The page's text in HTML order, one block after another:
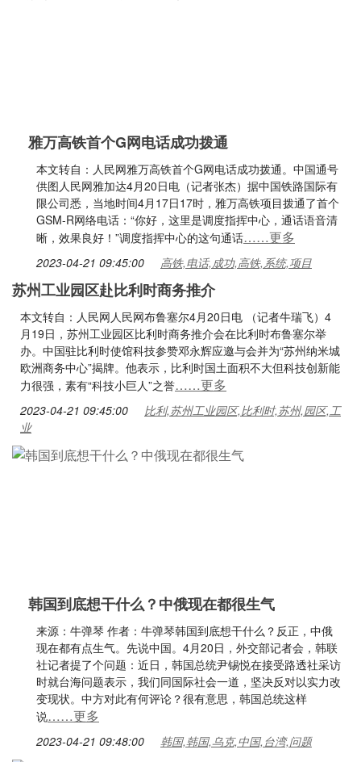
雅万高铁首个G网电话成功拨通
本文转自：人民网雅万高铁首个G网电话成功拨通。中国通号
供图人民网雅加达4月20日电（记者张杰）据中国铁路国际有
限公司悉，当地时间4月17日17时，雅万高铁项目拨通了首个
GSM-R网络电话：“你好，这里是调度指挥中心，通话语音清
晰，效果良好！”调度指挥中心的这句通话……更多
2023-04-21 09:45:00 高铁,电话,成功,高铁,系统,项目
苏州工业园区赴比利时商务推介
本文转自：人民网人民网布鲁塞尔4月20日电 （记者牛瑞飞）4
月19日，苏州工业园区比利时商务推介会在比利时布鲁塞尔举
办。中国驻比利时使馆科技参赞邓永辉应邀与会并为“苏州纳米城
欧洲商务中心”揭牌。他表示，比利时国土面积不大但科技创新能
力很强，素有“科技小巨人”之誉……更多
2023-04-21 09:45:00
比利,苏州工业园区,比利时,苏州,园区,工
业
韩国到底想干什么？中俄现在都很生气
来源：牛弹琴 作者：牛弹琴韩国到底想干什么？反正，中俄
现在都有点生气。先说中国。4月20日，外交部记者会，韩联
社记者提了个问题：近日，韩国总统尹锡悦在接受路透社采访
时就台海问题表示，我们同国际社会一道，坚决反对以实力改
变现状。中方对此有何评论？很有意思，韩国总统这样
说……更多
2023-04-21 09:48:00 韩国,韩国,乌克,中国,台湾,问题